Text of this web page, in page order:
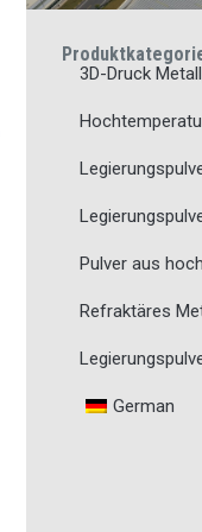
3D-Druck
Pulver aus
Refraktäres
German